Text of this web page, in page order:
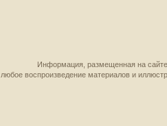
Информация, размещенная на
воспроизведение материалов и